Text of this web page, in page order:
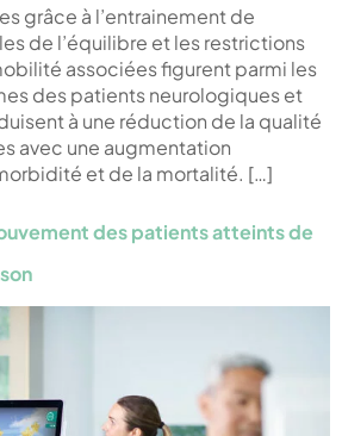
grâce à l’entrainement de
de l’équilibre et les restrictions
associées figurent parmi les
des patients neurologiques et
à une réduction de la qualité
avec une augmentation
et de la mortalité. […]
des patients atteints de